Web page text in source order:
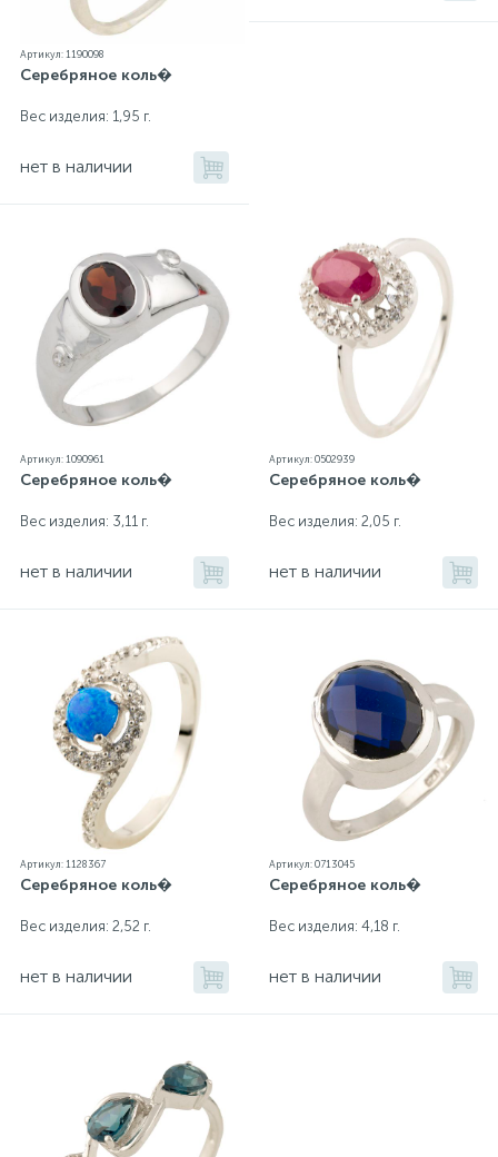
Артикул: 1190098
Серебряное коль�
Вес изделия: 1,95 г.
нет в наличии
Артикул: 1090961
Серебряное коль�
Вес изделия: 3,11 г.
нет в наличии
Артикул: 0502939
Серебряное коль�
Вес изделия: 2,05 г.
нет в наличии
Артикул: 1128367
Серебряное коль�
Вес изделия: 2,52 г.
нет в наличии
Артикул: 0713045
Серебряное коль�
Вес изделия: 4,18 г.
нет в наличии